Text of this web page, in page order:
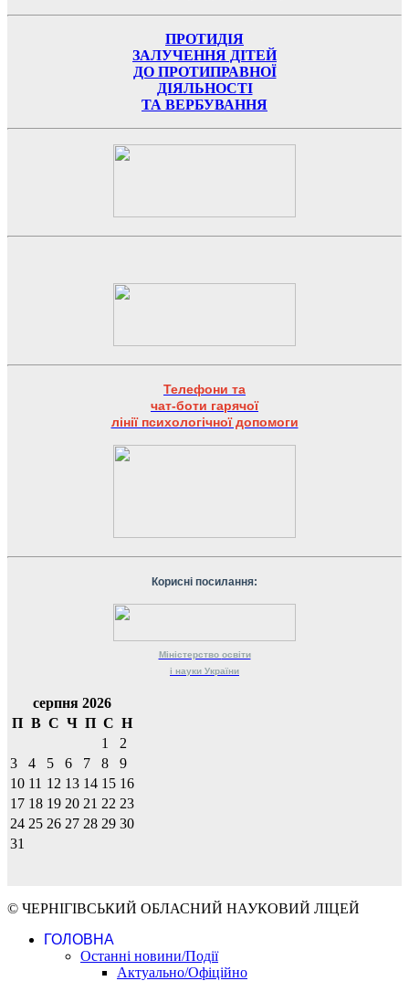
ПРОТИДІЯ
ЗАЛУЧЕННЯ ДІТЕЙ
ДО ПРОТИПРАВНОЇ
ДІЯЛЬНОСТІ
ТА ВЕРБУВАННЯ
Телефони та
чат-боти гарячої
лінії психологічної допомоги
Корисні посилання:
Міністерство освіти
і науки України
серпня 2026
П В С Ч П С Н
1
2
3
4 5 6 7 8
9
10 11 12 13 14 15 16
17 18 19 20 21 22 23
24 25 26 27 28 29 30
31
© ЧЕРНІГІВСЬКИЙ ОБЛАСНИЙ НАУКОВИЙ ЛІЦЕЙ
ГОЛОВНА
Останні новини/Події
Актуально/Офіційно